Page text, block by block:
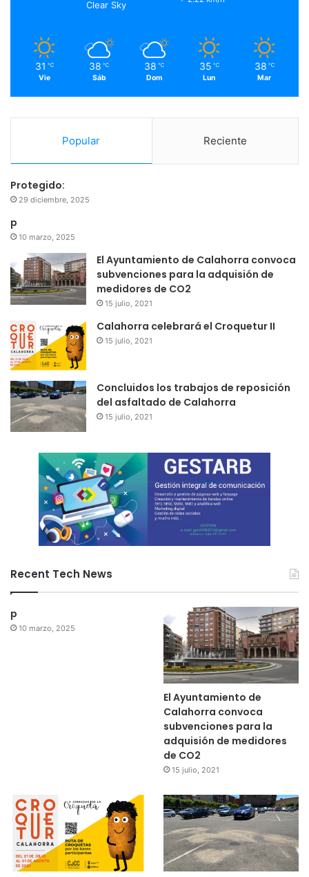
m
Clear Sky
31 ℃
Vie
38 ℃
Sáb
38 ℃
Dom
35 ℃
Lun
38 ℃
Mar
Popular Reciente
Protegido:
29 diciembre, 2025
p
10 marzo, 2025
El Ayuntamiento de Calahorra convoca
subvenciones para la adquisión de
medidores de CO2
15 julio, 2021
Calahorra celebrará el Croquetur II
15 julio, 2021
Concluidos los trabajos de reposición
del asfaltado de Calahorra
15 julio, 2021
Recent Tech News
p
10 marzo, 2025
El Ayuntamiento de
Calahorra convoca
subvenciones para la
adquisión de medidores
de CO2
15 julio, 2021